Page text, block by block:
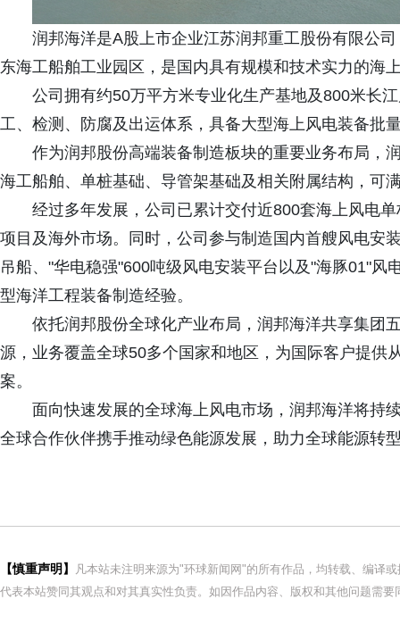
润邦海洋是A股上市企业江苏润邦重工股份有限公
东海工船舶工业园区，是国内具有规模和技术实力的海
公司拥有约50万平方米专业化生产基地及800米长
工、检测、防腐及出运体系，具备大型海上风电装备批
作为润邦股份高端装备制造板块的重要业务布局，
海工船舶、单桩基础、导管架基础及相关附属结构，可
经过多年发展，公司已累计交付近800套海上风电
项目及海外市场。同时，公司参与制造国内首艘风电安
吊船、"华电稳强"600吨级风电安装平台以及"海豚01"
型海洋工程装备制造经验。
依托润邦股份全球化产业布局，润邦海洋共享集团
源，业务覆盖全球50多个国家和地区，为国际客户提供
案。
面向快速发展的全球海上风电市场，润邦海洋将持
全球合作伙伴携手推动绿色能源发展，助力全球能源转
【慎重声明】
凡本站未注明来源为"环球新闻网"的所有作品，均转载、编译
代表本站赞同其观点和对其真实性负责。如因作品内容、版权和其他问题需